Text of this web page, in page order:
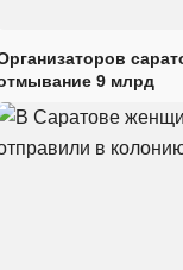
9 млрд